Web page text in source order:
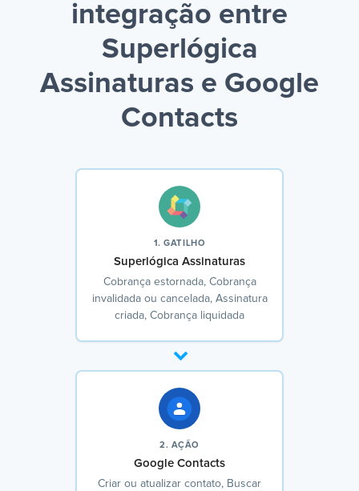
integração entre
Superlógica
Assinaturas e Google
Contacts
1. GATILHO
Superlógica Assinaturas
Cobrança estornada, Cobrança
invalidada ou cancelada, Assinatura
criada, Cobrança liquidada
2. AÇÃO
Google Contacts
Criar ou atualizar contato, Buscar